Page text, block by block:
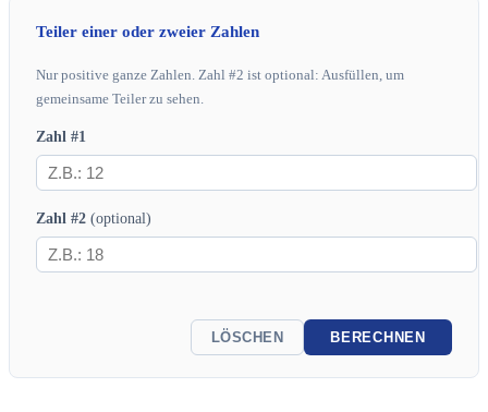
Teiler einer oder zweier Zahlen
Nur positive ganze Zahlen. Zahl #2 ist optional: Ausfüllen, um
gemeinsame Teiler zu sehen.
Zahl #1
Zahl #2 (optional)
LÖSCHEN BERECHNEN